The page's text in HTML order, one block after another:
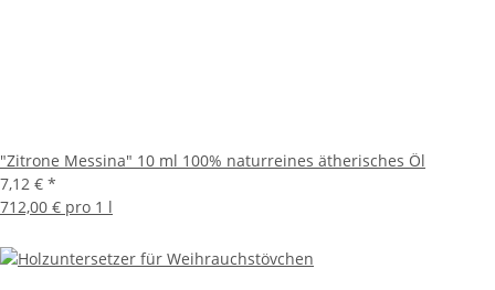
"Zitrone Messina" 10 ml 100% naturreines ätherisches Öl
7,12 € *
712,00 € pro 1 l